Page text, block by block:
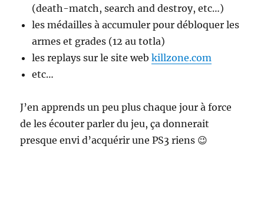
(death-match, search and destroy, etc…)
les médailles à accumuler pour débloquer les
armes et grades (12 au totla)
les replays sur le site webkillzone.com
etc…
J’en apprends un peu plus chaque jour à force
de les écouter parler du jeu, ça donnerait
presque envi d’acquérir une PS3 riens 😉